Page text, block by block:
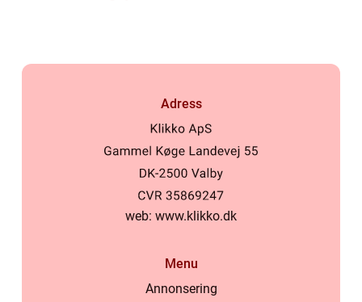
Adress
web: www.klikko.dk
Menu
Annonsering